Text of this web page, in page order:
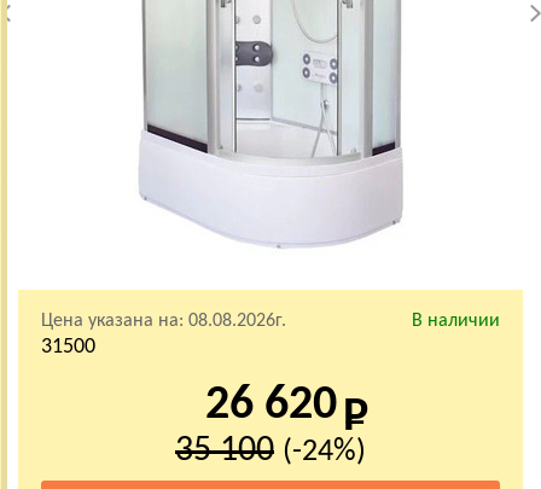
Цена указана на: 08.08.2026г. В наличии
31500
26 620
35 100 (-24%)